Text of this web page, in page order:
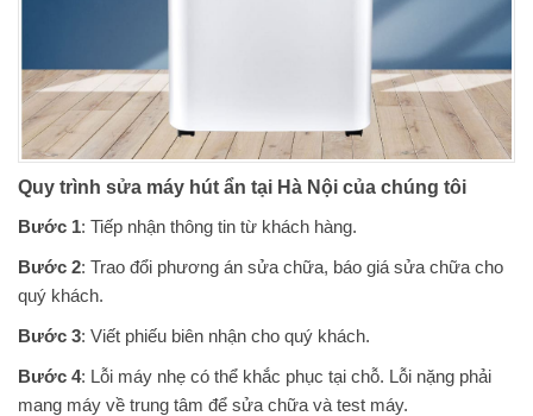
Quy trình sửa máy hút ẩn tại Hà Nội của chúng tôi
Bước 1: Tiếp nhận thông tin từ khách hàng.
Bước 2: Trao đổi phương án sửa chữa, báo giá sửa chữa cho
quý khách.
Bước 3: Viết phiếu biên nhận cho quý khách.
Bước 4: Lỗi máy nhẹ có thể khắc phục tại chỗ. Lỗi nặng phải
mang máy về trung tâm để sửa chữa và test máy.